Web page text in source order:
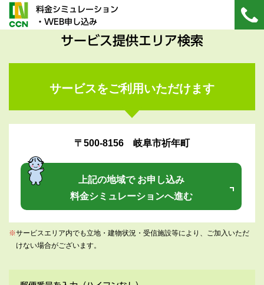
料金シミュレーション
・WEB申し込み
サービス提供エリア検索
サービスをご利用いただけます
〒500-8156 岐阜市祈年町
上記の地域で お申し込み
料金シミュレーションへ進む
※サービスエリア内でも立地・建物状況・受信施設等により、ご加入いただ
けない場合がございます。